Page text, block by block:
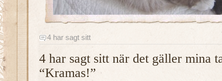
4 har sagt sitt
4 har sagt sitt när det gäller mina
“Kramas!”